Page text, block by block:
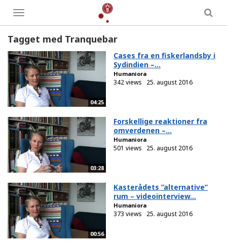
Toggle
menu
Tagget med Tranquebar
04:25
Cases fra en fiskerlandsby i
Sydindien –...
Humaniora
342 views 25. august 2016
03:28
Forskellige reaktioner fra
omverdenen –...
Humaniora
501 views 25. august 2016
00:56
Kasterådets ”alternative”
rum – videointerview...
Humaniora
373 views 25. august 2016